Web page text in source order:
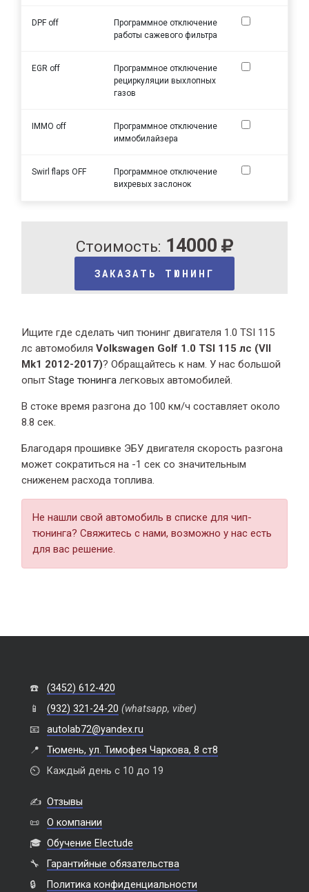
DPF off
Программное отключение
работы сажевого фильтра
EGR off
Программное отключение
рециркуляции выхлопных
газов
IMMO off
Программное отключение
иммобилайзера
Swirl flaps OFF
Программное отключение
вихревых заслонок
Стоимость: 14000
ЗАКАЗАТЬ ТЮНИНГ
Ищите где сделать чип тюнинг двигателя 1.0 TSI 115
лс автомобиляVolkswagen Golf 1.0 TSI 115 лс (VII
Mk1 2012-2017)? Обращайтесь к нам. У нас большой
опытStage тюнинга легковых автомобилей.
В стоке время разгонадо 100 км/ч составляет около
8.8 сек.
Благодаря прошивке ЭБУ двигателя скорость разгона
может сократиться на -1 сек со значительным
сниженем расхода топлива.
Не нашли свой автомобиль в списке для чип-
тюнинга? Свяжитесь с нами, возможно у нас есть
для вас решение.
☎️
(3452) 612-420
📱
(932) 321-24-20 (whatsapp, viber)
📧
autolab72@yandex.ru
📍
Тюмень, ул. Тимофея Чаркова, 8 ст8
⏲️
Каждый день с 10 до 19
✍️ Отзывы
📜
О компании
🎓 Обучение Electude
🔧
Гарантийные обязательства
🔒
Политика конфиденциальности